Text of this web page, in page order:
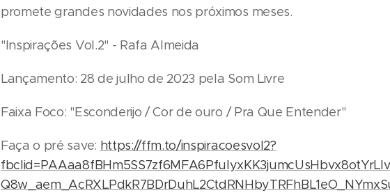
promete grandes novidades nos próximos meses.
"Inspirações Vol.2" - Rafa Almeida
Lançamento: 28 de julho de 2023 pela Som Livre
Faixa Foco: "Esconderijo / Cor de ouro / Pra Que Entender"
Faça o pré save: https://ffm.to/inspiracoesvol2?